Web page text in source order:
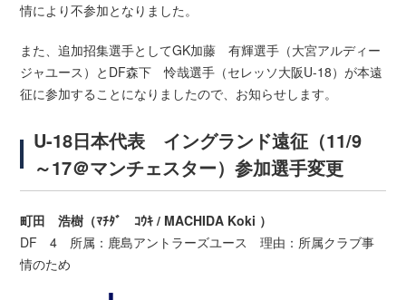
情により不参加となりました。
また、追加招集選手としてGK加藤 有輝選手（大宮アルディー
ジャユース）とDF森下 怜哉選手（セレッソ大阪U-18）が本遠
征に参加することになりましたので、お知らせします。
U-18日本代表 イングランド遠征（11/9
～17＠マンチェスター）参加選手変更
町田 浩樹（ﾏﾁﾀﾞ ｺｳｷ / MACHIDA Koki ）
DF 4 所属：鹿島アントラーズユース 理由：所属クラブ事
情のため